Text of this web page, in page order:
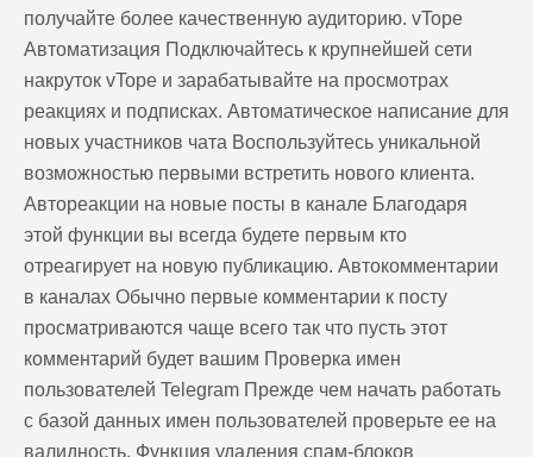
получайте более качественную аудиторию. vTope
Автоматизация Подключайтесь к крупнейшей сети
накруток vTope и зарабатывайте на просмотрах
реакциях и подписках. Автоматическое написание для
новых участников чата Воспользуйтесь уникальной
возможностью первыми встретить нового клиента.
Автореакции на новые посты в канале Благодаря
этой функции вы всегда будете первым кто
отреагирует на новую публикацию. Автокомментарии
в каналах Обычно первые комментарии к посту
просматриваются чаще всего так что пусть этот
комментарий будет вашим Проверка имен
пользователей Telegram Прежде чем начать работать
с базой данных имен пользователей проверьте ее на
валидность. Функция удаления спам-блоков